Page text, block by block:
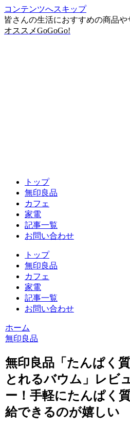
コンテンツへスキップ
皆さんの生活におすすめの商品や
オススメGoGoGo!
トップ
無印良品
カフェ
家電
記事一覧
お問い合わせ
トップ
無印良品
カフェ
家電
記事一覧
お問い合わせ
ホーム
無印良品
無印良品「たんぱく
とれるバウム」レビ
ー！手軽にたんぱく
給できるのが嬉しい